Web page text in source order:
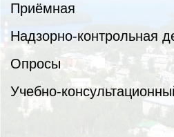
Приёмная
Надзорно-контрольная
Опросы
Учебно-